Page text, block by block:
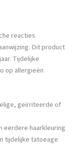
reacties
Dit product
Tijdelijke
op allergieën
geïrriteerde of
eerdere haarkleuring
tijdelijke tatoeage